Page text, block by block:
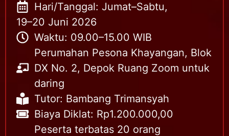
Hari/Tanggal: Jumat–Sabtu,
19–20 Juni 2026
Waktu: 09.00–15.00 WIB
Perumahan Pesona Khayangan, Blok
DX No. 2, Depok Ruang Zoom untuk
daring
Tutor: Bambang Trimansyah
Biaya Diklat: Rp1.200.000,00
Peserta terbatas 20 orang